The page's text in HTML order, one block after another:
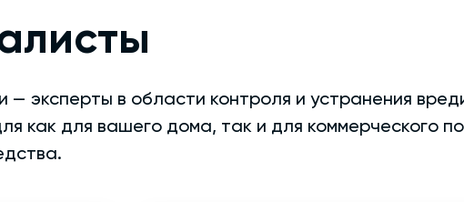
эксперты в области контроля и устранения
как для вашего дома, так и для коммерческого